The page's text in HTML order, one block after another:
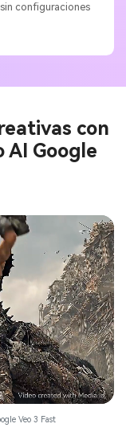
configuraciones
con
AI Google
Veo 3 Fast